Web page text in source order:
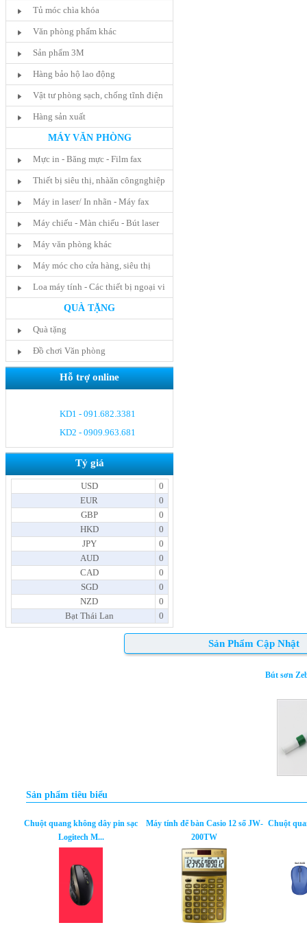
Tủ móc chìa khóa
Văn phòng phẩm khác
Sản phẩm 3M
Hàng bảo hộ lao động
Vật tư phòng sạch, chống tĩnh điện
Hàng sản xuất
MÁY VĂN PHÒNG
Mực in - Băng mực - Film fax
Thiết bị siêu thị, nhàăn côngnghiệp
Máy in laser/ In nhãn - Máy fax
Máy chiếu - Màn chiếu - Bút laser
Máy văn phòng khác
Máy móc cho cửa hàng, siêu thị
Loa máy tính - Các thiết bị ngoại vi
QUÀ TẶNG
Quà tặng
Đồ chơi Văn phòng
Hỗ trợ online
KD1 - 091.682.3381
KD2 - 0909.963.681
Tỷ giá
USD
0
EUR
0
GBP
0
HKD
0
JPY
0
AUD
0
CAD
0
SGD
0
NZD
0
Bạt Thái Lan
0
Sản Phẩm Cập Nhật
Bút sơn Zebra
Sản phẩm tiêu biểu
Chuột quang không dây pin sạc
Logitech M...
Máy tính để bàn Casio 12 số JW-
200TW
Chuột